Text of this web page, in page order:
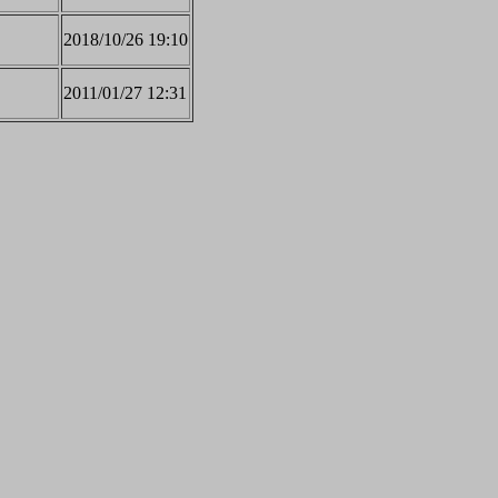
2018/10/26 19:10
2011/01/27 12:31